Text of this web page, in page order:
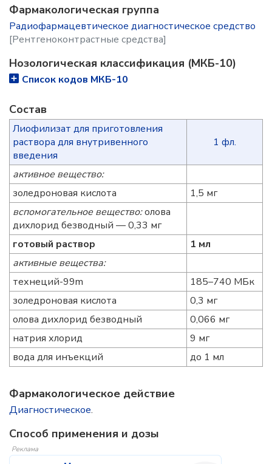
Фармакологическая группа
Радиофармацевтическое диагностическое средство
[Рентгеноконтрастные средства]
Нозологическая классификация (МКБ-10)
Список кодов МКБ-10
Состав
Лиофилизат для приготовления
раствора для внутривенного
введения
1 фл.
активное вещество:
золедроновая кислота
1,5 мг
вспомогательное вещество:олова
дихлорид безводный — 0,33 мг
готовый раствор
1 мл
активные вещества:
технеций-99m
185–740 МБк
золедроновая кислота
0,3 мг
олова дихлорид безводный
0,066 мг
натрия хлорид
9 мг
вода для инъекций
до 1 мл
Фармакологическое действие
Диагностическое.
Способ применения и дозы
Реклама